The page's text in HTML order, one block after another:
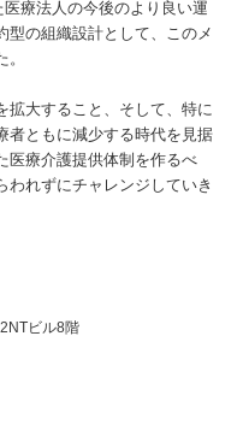
療法人の今後のより良い運
型の組織設計として、このメ
拡大すること、そして、特に
者ともに減少する時代を見据
医療介護提供体制を作るべ
われずにチャレンジしていき
ビル8階